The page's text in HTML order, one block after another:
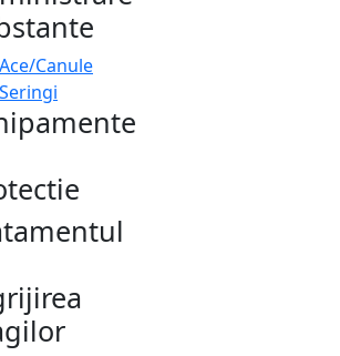
Ace/Canule
Seringi